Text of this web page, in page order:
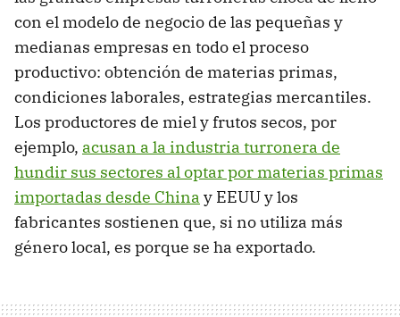
con el modelo de negocio de las pequeñas y
medianas empresas en todo el proceso
productivo: obtención de materias primas,
condiciones laborales, estrategias mercantiles.
Los productores de miel y frutos secos, por
ejemplo, acusan a la industria turronera de
hundir sus sectores al optar por materias primas
importadas desde China y EEUU y los
fabricantes sostienen que, si no utiliza más
género local, es porque se ha exportado.